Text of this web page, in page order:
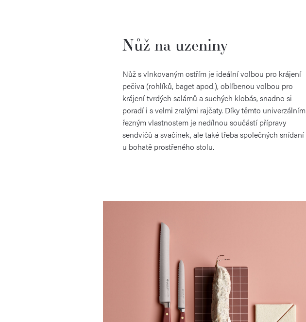
Nůž na uzeniny
Nůž s vlnkovaným ostřím je ideální volbou pro krájení
pečiva (rohlíků, baget apod.), oblíbenou volbou pro
krájení tvrdých salámů a suchých klobás, snadno si
poradí i s velmi zralými rajčaty. Díky těmto univerzálním
řezným vlastnostem je nedílnou součástí přípravy
sendvičů a svačinek, ale také třeba společných snídaní
u bohatě prostřeného stolu.